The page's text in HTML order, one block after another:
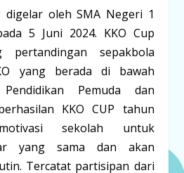
digelar oleh SMA Negeri 1
5 Juni 2024. KKO Cup
pertandingan sepakbola
yang berada di bawah
Pemuda dan
KKO CUP tahun
sekolah untuk
yang sama dan akan
Tercatat partisipan dari